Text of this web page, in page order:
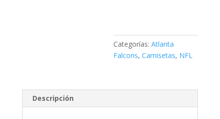
Categorías:Atlanta
Falcons,Camisetas, NFL
Descripción